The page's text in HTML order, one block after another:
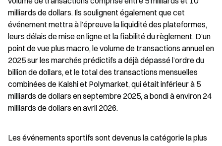
milliards de dollars. Ils soulignent également que cet
événement mettra à l’épreuve la liquidité des plateformes,
leurs délais de mise en ligne et la fiabilité du règlement. D’un
point de vue plus macro, le volume de transactions annuel en
2025 sur les marchés prédictifs a déjà dépassé l’ordre du
billion de dollars, et le total des transactions mensuelles
combinées de Kalshi et Polymarket, qui était inférieur à 5
milliards de dollars en septembre 2025, a bondi à environ 24
milliards de dollars en avril 2026.
Les événements sportifs sont devenus la catégorie la plus